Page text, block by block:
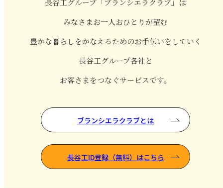
長谷工グループ「ブランシエラクラブ」は
みなさまお一人おひとりが望む
豊かな暮らしをかなえるためのお手伝いをしていく
長谷工グループ各社と
お客さまをつなぐサービスです。
ブランシエラクラブとは
長谷工ID登録（無料）はこちら